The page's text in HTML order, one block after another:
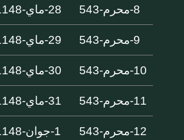
8-محرم-543 28-ماي-1148
9-محرم-543 29-ماي-1148
10-محرم-543 30-ماي-1148
11-محرم-543 31-ماي-1148
12-محرم-543 1-جوان-1148